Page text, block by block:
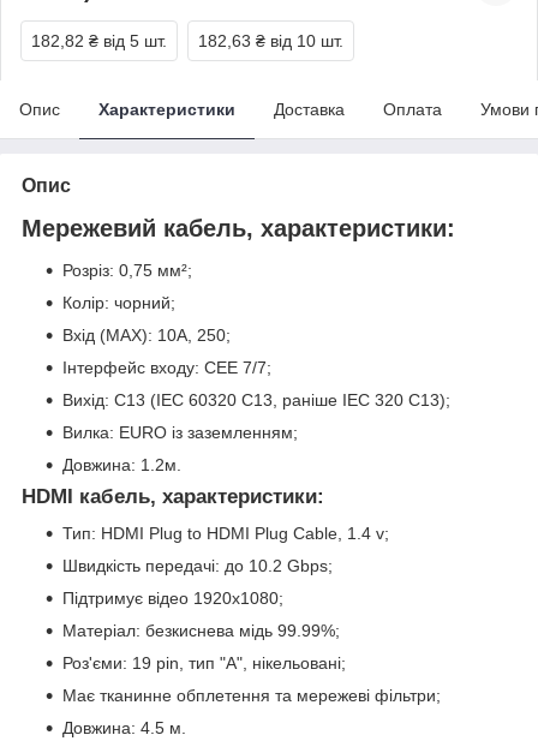
182,82 ₴ від 5 шт. 182,63 ₴ від 10 шт.
Опис Характеристики Доставка Оплата Умови
Опис
Мережевий кабель, характеристики:
Розріз: 0,75 мм²;
Колір: чорний;
Вхід (МАХ): 10А, 250;
Інтерфейс входу: CEE 7/7;
Вихід: C13 (IEC 60320 С13, раніше IEC 320 С13);
Вилка: EURO із заземленням;
Довжина: 1.2м.
HDMI кабель, характеристики:
Тип: HDMI Plug to HDMI Plug Cable, 1.4 v;
Швидкість передачі: до 10.2 Gbps;
Підтримує відео 1920х1080;
Матеріал: безкиснева мідь 99.99%;
Роз'єми: 19 pin, тип "А", нікельовані;
Має тканинне обплетення та мережеві фільтри;
Довжина: 4.5 м.